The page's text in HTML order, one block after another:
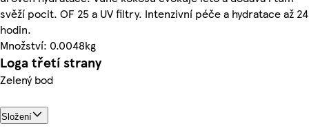
svěží pocit. OF 25 a UV filtry. Intenzivní péče a hydratace až 24
hodin.
Množství: 0.0048kg
Loga třetí strany
Zelený bod
Složení